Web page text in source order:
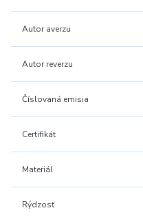
Autor averzu
Autor reverzu
Číslovaná emisia
Certifikát
Materiál
Rýdzosť